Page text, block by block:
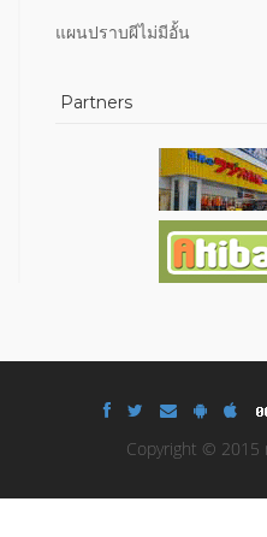
แผนปราบผีไม่มีอั้น
Partners
Copyright © 2015